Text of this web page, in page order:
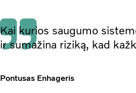
Kai kurios saugumo
ir sumažina riziką, kad
Pontusas Enhageris